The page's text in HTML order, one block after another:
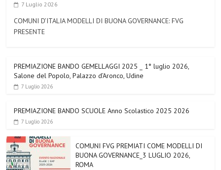
7 Luglio 2026
COMUNI D’ITALIA MODELLI DI BUONA GOVERNANCE: FVG
PRESENTE
PREMIAZIONE BANDO GEMELLAGGI 2025 _ 1° luglio 2026,
Salone del Popolo, Palazzo d’Aronco, Udine
7 Luglio 2026
PREMIAZIONE BANDO SCUOLE Anno Scolastico 2025 2026
7 Luglio 2026
COMUNI FVG PREMIATI COME MODELLI DI
BUONA GOVERNANCE_3 LUGLIO 2026,
ROMA